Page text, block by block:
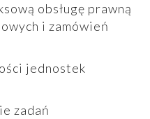
obsługę prawną
i zamówień
jednostek
zadań